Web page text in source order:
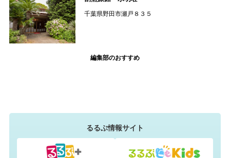
千葉県野田市瀬戸８３５
編集部のおすすめ
るるぶ情報サイト